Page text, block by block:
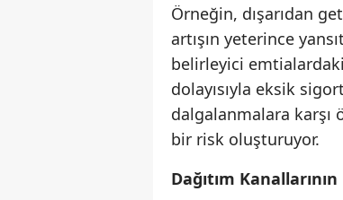
Örneğin, dışarıdan
artışın yeterince
belirleyici
dolayısıyla eksik
dalgalanmalara
bir risk oluşturuyor.
Dağıtım